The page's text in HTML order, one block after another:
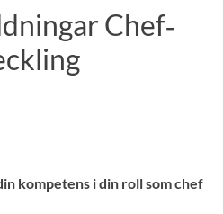
Välkomstbrev
Chef‑
kompetens i din roll som chef